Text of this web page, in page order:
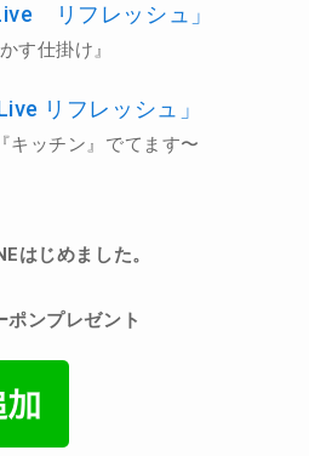
リフレッシュ」
す仕掛け』
リフレッシュ」
ッチン』でてます〜
はじめました。
ンプレゼント